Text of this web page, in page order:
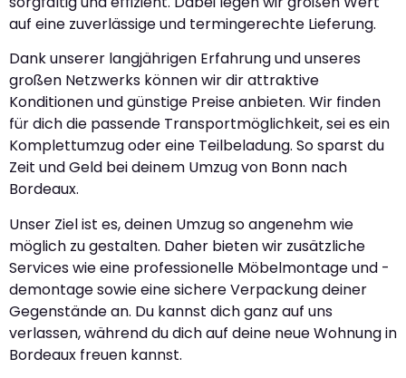
auf eine zuverlässige und termingerechte Lieferung.
Dank unserer langjährigen Erfahrung und unseres
großen Netzwerks können wir dir attraktive
Konditionen und günstige Preise anbieten. Wir finden
für dich die passende Transportmöglichkeit, sei es ein
Komplettumzug oder eine Teilbeladung. So sparst du
Zeit und Geld bei deinem Umzug von Bonn nach
Bordeaux.
Unser Ziel ist es, deinen Umzug so angenehm wie
möglich zu gestalten. Daher bieten wir zusätzliche
Services wie eine professionelle Möbelmontage und -
demontage sowie eine sichere Verpackung deiner
Gegenstände an. Du kannst dich ganz auf uns
verlassen, während du dich auf deine neue Wohnung in
Bordeaux freuen kannst.